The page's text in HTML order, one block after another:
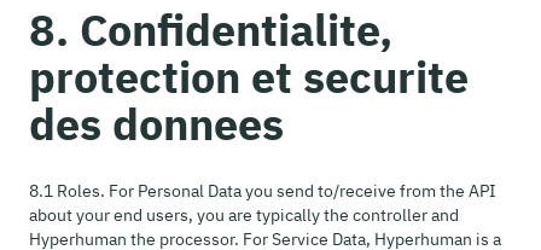
8. Confidentialite,
protection et securite
des donnees
8.1 Roles. For Personal Data you send to/receive from the API
about your end users, you are typically the controller and
Hyperhuman the processor. For Service Data, Hyperhuman is a